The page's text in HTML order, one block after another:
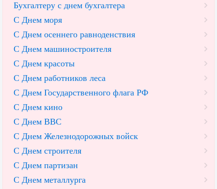
Бухгалтеру с днем бухгалтера
С Днем моря
С Днем осеннего равноденствия
С Днем машиностроителя
С Днем красоты
С Днем работников леса
С Днем Государственного флага РФ
С Днем кино
С Днем ВВС
С Днем Железнодорожных войск
С Днем строителя
С Днем партизан
С Днем металлурга